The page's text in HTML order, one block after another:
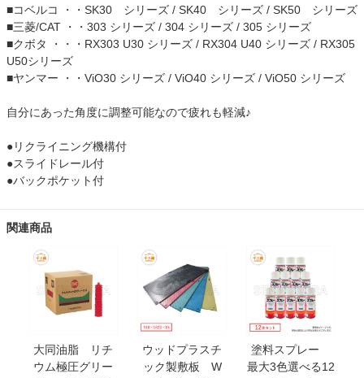
■コベルコ ・・SK30 シリーズ / SK40 シリーズ / SK50 シリーズ
■三菱/CAT ・・303 シリーズ / 304 シリーズ / 305 シリーズ
■クボタ ・・・RX303 U30 シリーズ / RX304 U40 シリーズ / RX305
U50シリーズ
■ヤンマー ・・ViO30 シリーズ / ViO40 シリーズ / ViO50 シリーズ
自分にあった角度に調整可能なので疲れも軽減♪
●リクライニング機構付
●スライドレール付
●バックポケット付
関連商品
大同油脂 リチ
ウム極圧グリー
ウッドプラスチ
ック製敷板 W
塗料スプレー
最大3色選べる12